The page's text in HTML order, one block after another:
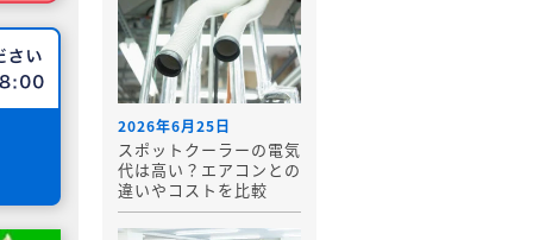
2026年6月25日
スポットクーラーの電気
代は高い？エアコンとの
違いやコストを比較